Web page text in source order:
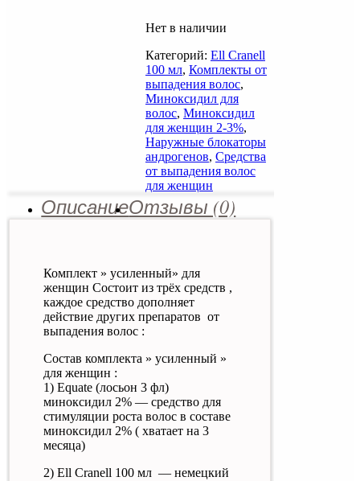
14,200 ք.
Нет в наличии
Категорий: Ell Cranell
100 мл, Комплекты от
выпадения волос,
Миноксидил для
волос, Миноксидил
для женщин 2-3%,
Наружные блокаторы
андрогенов, Средства
от выпадения волос
для женщин
ОписаниеОтзывы (0)
Комплект » усиленный» для
женщин Состоит из трёх средств ,
каждое средство дополняет
действие других препаратов от
выпадения волос :
Состав комплекта » усиленный »
для женщин :
1) Equate (лосьон 3 фл)
миноксидил 2% — средство для
стимуляции роста волос в составе
миноксидил 2% ( хватает на 3
месяца)
2) Ell Cranell 100 мл — немецкий